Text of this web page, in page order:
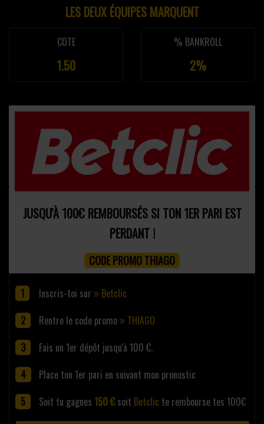
LES DEUX ÉQUIPES MARQUENT
COTE
1.50
% BANKROLL
2%
JUSQU'À 100€ REMBOURSÉS SI TON 1ER PARI EST
PERDANT !
CODE PROMO THIAGO
Inscris-toi sur
Betclic
Rentre le code promo
THIAGO
Fais un 1er dépôt jusqu'à 100 €.
Place ton 1er pari en suivant mon pronostic
Soit tu gagnes 150 € soit Betclic te rembourse tes 100€